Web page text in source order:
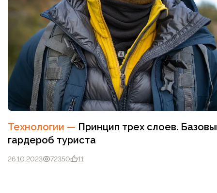
Технологии — Принцип трех слоев.
гардероб туриста
26.10.2023 72350 11